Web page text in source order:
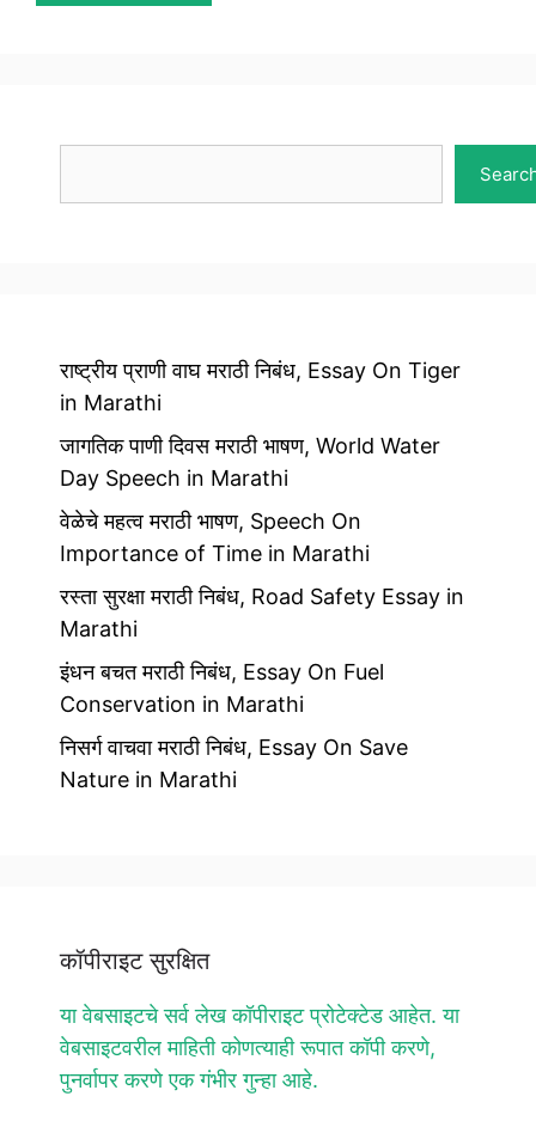
राष्ट्रीय प्राणी वाघ मराठी निबंध, Essay On Tiger
in Marathi
जागतिक पाणी दिवस मराठी भाषण, World Water
Day Speech in Marathi
वेळेचे महत्व मराठी भाषण, Speech On
Importance of Time in Marathi
रस्ता सुरक्षा मराठी निबंध, Road Safety Essay in
Marathi
इंधन बचत मराठी निबंध, Essay On Fuel
Conservation in Marathi
निसर्ग वाचवा मराठी निबंध, Essay On Save
Nature in Marathi
कॉपीराइट सुरक्षित
या वेबसाइटचे सर्व लेख कॉपीराइट प्रोटेक्टेड आहेत. या
वेबसाइटवरील माहिती कोणत्याही रूपात कॉपी करणे,
पुनर्वापर करणे एक गंभीर गुन्हा आहे.